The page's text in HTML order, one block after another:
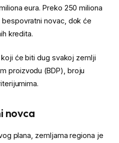
eura. Preko 250 miliona
novac, dok će
kredita.
će biti dug svakoj zemlji
proizvodu (BDP), broju
novca
plana, zemljama regiona je